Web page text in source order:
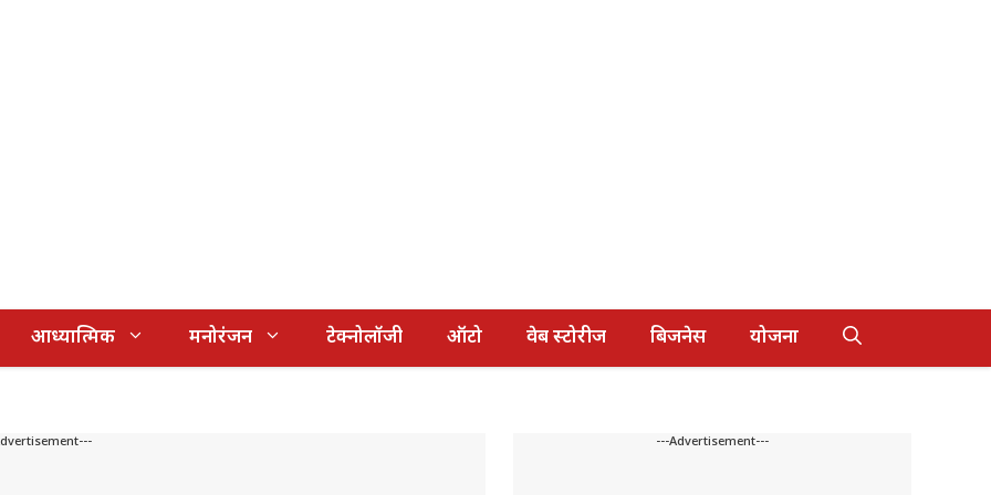
आध्यात्मिक मनोरंजन टेक्नोलॉजी ऑटो वेब स्टोरीज बिजनेस योजना
---Advertisement---